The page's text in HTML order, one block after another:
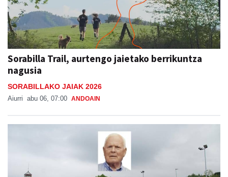
Sorabilla Trail, aurtengo jaietako berrikuntza
nagusia
SORABILLAKO JAIAK 2026
Aiurri abu 06, 07:00 ANDOAIN